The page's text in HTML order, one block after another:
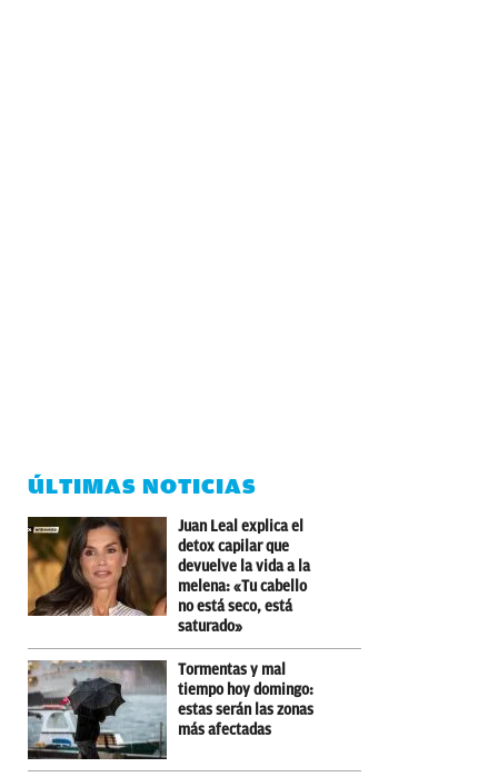
ÚLTIMAS NOTICIAS
Juan Leal explica el
detox capilar que
devuelve la vida a la
melena: «Tu cabello
no está seco, está
saturado»
Tormentas y mal
tiempo hoy domingo:
estas serán las zonas
más afectadas